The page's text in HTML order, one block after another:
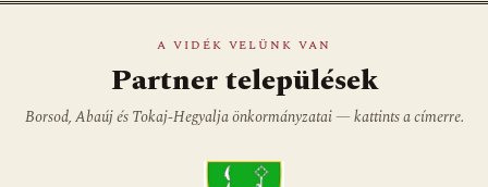
A VIDÉK VELÜNK VAN
Partner települések
Borsod, Abaúj és Tokaj-Hegyalja önkormányzatai — kattints a címerre.